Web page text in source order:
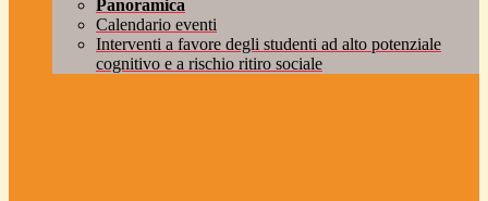
Panoramica
Calendario eventi
Interventi a favore degli studenti ad alto potenziale
cognitivo e a rischio ritiro sociale